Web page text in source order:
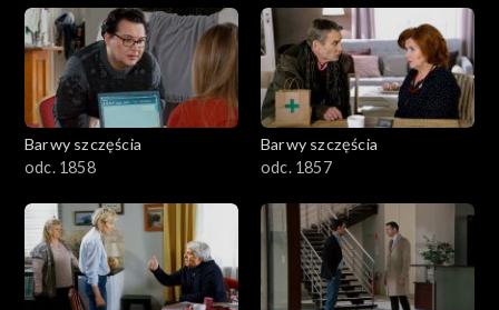
Barwy szczęścia
odc. 1858
Barwy szczęścia
odc. 1857